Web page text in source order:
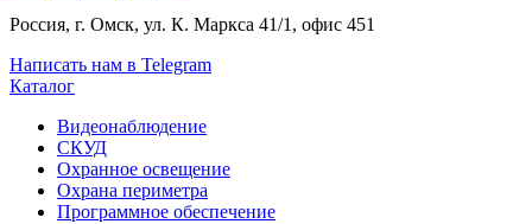
Россия, г. Омск, ул. К. Маркса 41/1, офис 451
Написать нам в Telegram
Каталог
Видеонаблюдение
СКУД
Охранное освещение
Охрана периметра
Программное обеспечение